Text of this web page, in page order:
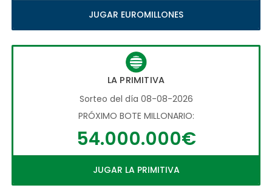
JUGAR EUROMILLONES
LA PRIMITIVA
Sorteo del día 08-08-2026
PRÓXIMO BOTE MILLONARIO:
54.000.000€
JUGAR LA PRIMITIVA